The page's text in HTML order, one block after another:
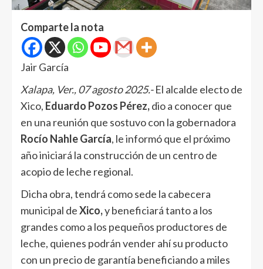
Comparte la nota
Jair García
Xalapa, Ver., 07 agosto 2025.-El alcalde electo de
Xico, Eduardo Pozos Pérez,dio a conocer que
en una reunión que sostuvo con la gobernadora
Rocío Nahle García, le informó que el próximo
año iniciará la construcción de un centro de
acopio de leche regional.
Dicha obra, tendrá como sede la cabecera
municipal deXico,y beneficiará tanto a los
grandes como a los pequeños productores de
leche, quienes podrán vender ahí su producto
con un precio de garantía beneficiando a miles